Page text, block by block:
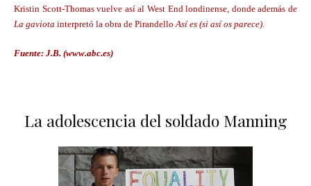
Kristin Scott-Thomas vuelve así al West End londinense, donde además de
La gaviota interpretó la obra de PirandelloAsí es (si así os parece).
Fuente: J.B. (www.abc.es)
La adolescencia del soldado Manning